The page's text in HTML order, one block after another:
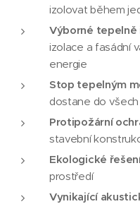
izolovat během
Výborné tepelně
izolace a fasádní
energie
Stop tepelným
dostane do všech
Protipožární
stavební
Ekologické
prostředí
Vynikající